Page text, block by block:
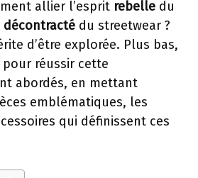
allier l’esprit rebelle du
décontracté du streetwear ?
d’être explorée. Plus bas,
réussir cette
abordés, en mettant
emblématiques, les
qui définissent ces